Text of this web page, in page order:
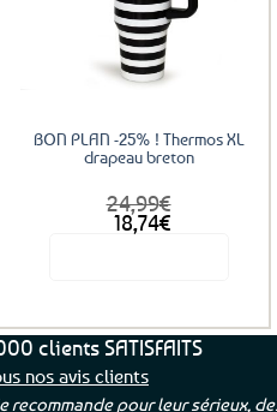
BON PLAN -25% ! Thermos XL
drapeau breton
24,99€
Le
prix
18,74€
Le
prix
clients SATISFAITS
nos avis clients
pour leur sérieux, des bons